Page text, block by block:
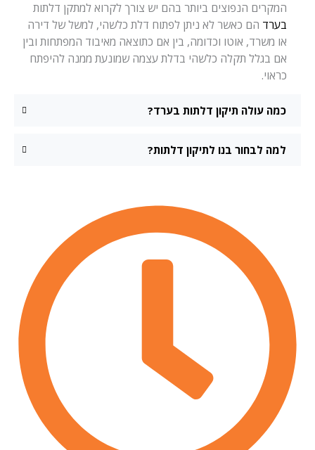
המקרים הנפוצים ביותר בהם יש צורך לקרוא למתקן דלתות
בערדהם כאשר לא ניתן לפתוח דלת כלשהי, למשל של דירה
או משרד, אוטו וכדומה, בין אם כתוצאה מאיבוד המפתחות ובין
אם בגלל תקלה כלשהי בדלת עצמה שמונעת ממנה להיפתח
כמה עולה תיקון דלתות בערד?
למה לבחור בנו לתיקון דלתות?